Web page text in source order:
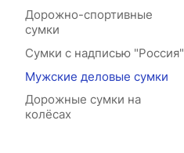
Дорожно-спортивные
сумки
Сумки с надписью "Россия"
Мужские деловые сумки
Дорожные сумки на
колёсах